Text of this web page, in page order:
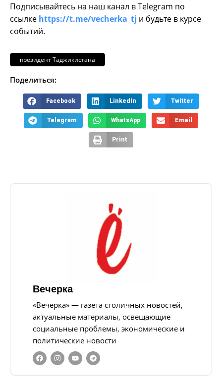
Подписывайтесь на наш канал в Telegram по
ссылке https://t.me/vecherka_tj и будьте в курсе
событий.
президент Таджикистана
Поделиться:
Facebook LinkedIn Twitter
Telegram WhatsApp Email
Print
Вечерка
«Вечёрка» — газета столичных новостей,
актуальные материалы, освещающие
социальные проблемы, экономические и
политические новости